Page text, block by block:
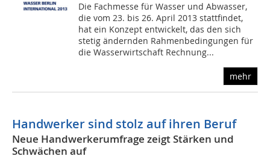
Die Fachmesse für Wasser und Abwasser,
die vom 23. bis 26. April 2013 stattfindet,
hat ein Konzept entwickelt, das den sich
stetig ändernden Rahmenbedingungen für
die Wasserwirtschaft Rechnung...
mehr
Handwerker sind stolz auf ihren Beruf
Neue Handwerkerumfrage zeigt Stärken und
Schwächen auf